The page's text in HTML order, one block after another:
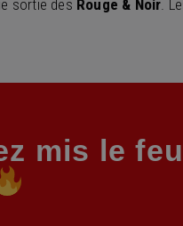
sortie des Rouge & Noir .
mis le